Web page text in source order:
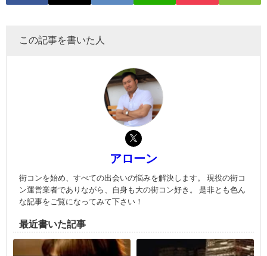
この記事を書いた人
アローン
街コンを始め、すべての出会いの悩みを解決します。 現役の街コ
ン運営業者でありながら、自身も大の街コン好き。 是非とも色ん
な記事をご覧になってみて下さい！
最近書いた記事